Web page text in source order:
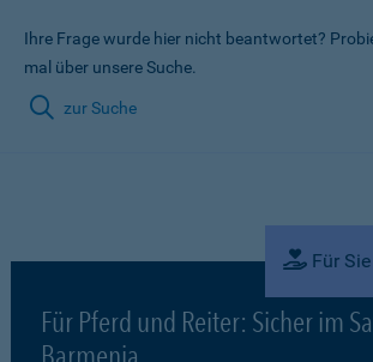
Ihre Frage wurde hier nicht beantwortet?
mal über unsere Suche.
zur Suche
Für
Für Pferd und Reiter: Sicher im